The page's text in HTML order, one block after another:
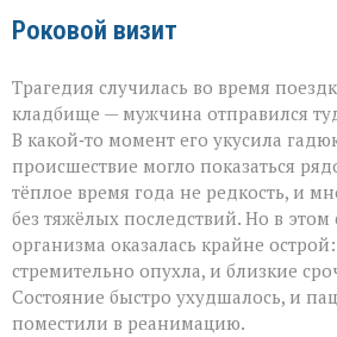
Роковой визит
Трагедия случилась во время
кладбище — мужчина отправился
В какой‑то момент его укусила
происшествие могло показаться
тёплое время года не редкость, и
без тяжёлых последствий. Но в этом
организма оказалась крайне
стремительно опухла, и близкие
Состояние быстро ухудшалось, и
поместили в реанимацию.